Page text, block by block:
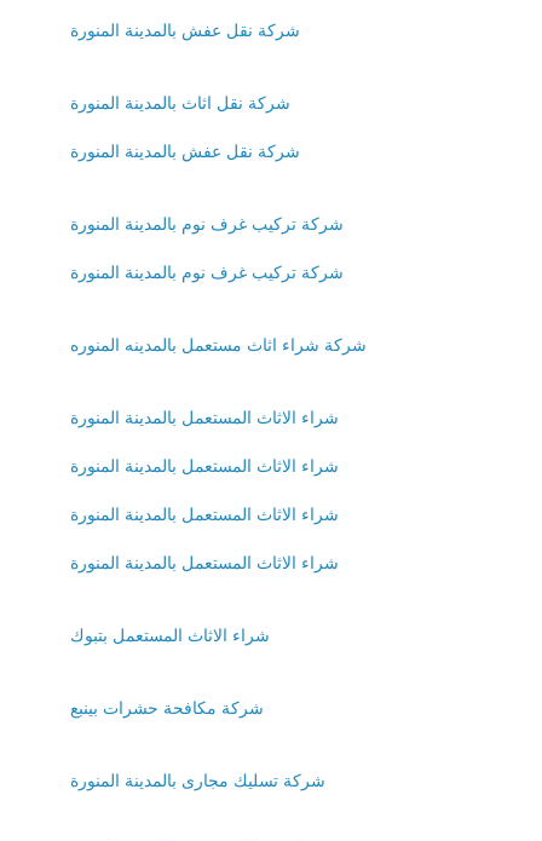
شركة نقل اثاث بالمدينة المنورة
شركة نقل عفش بالمدينة المنورة
شركة تركيب غرف نوم بالمدينة المنورة
شركة تركيب غرف نوم بالمدينة المنورة
شركة شراء اثاث مستعمل بالمدينه المنوره
شراء الاثاث المستعمل بالمدينة المنورة
شراء الاثاث المستعمل بالمدينة المنورة
شراء الاثاث المستعمل بالمدينة المنورة
شراء الاثاث المستعمل بالمدينة المنورة
شراء الاثاث المستعمل بتبوك
شركة مكافحة حشرات بينبع
شركة تسليك مجارى بالمدينة المنورة